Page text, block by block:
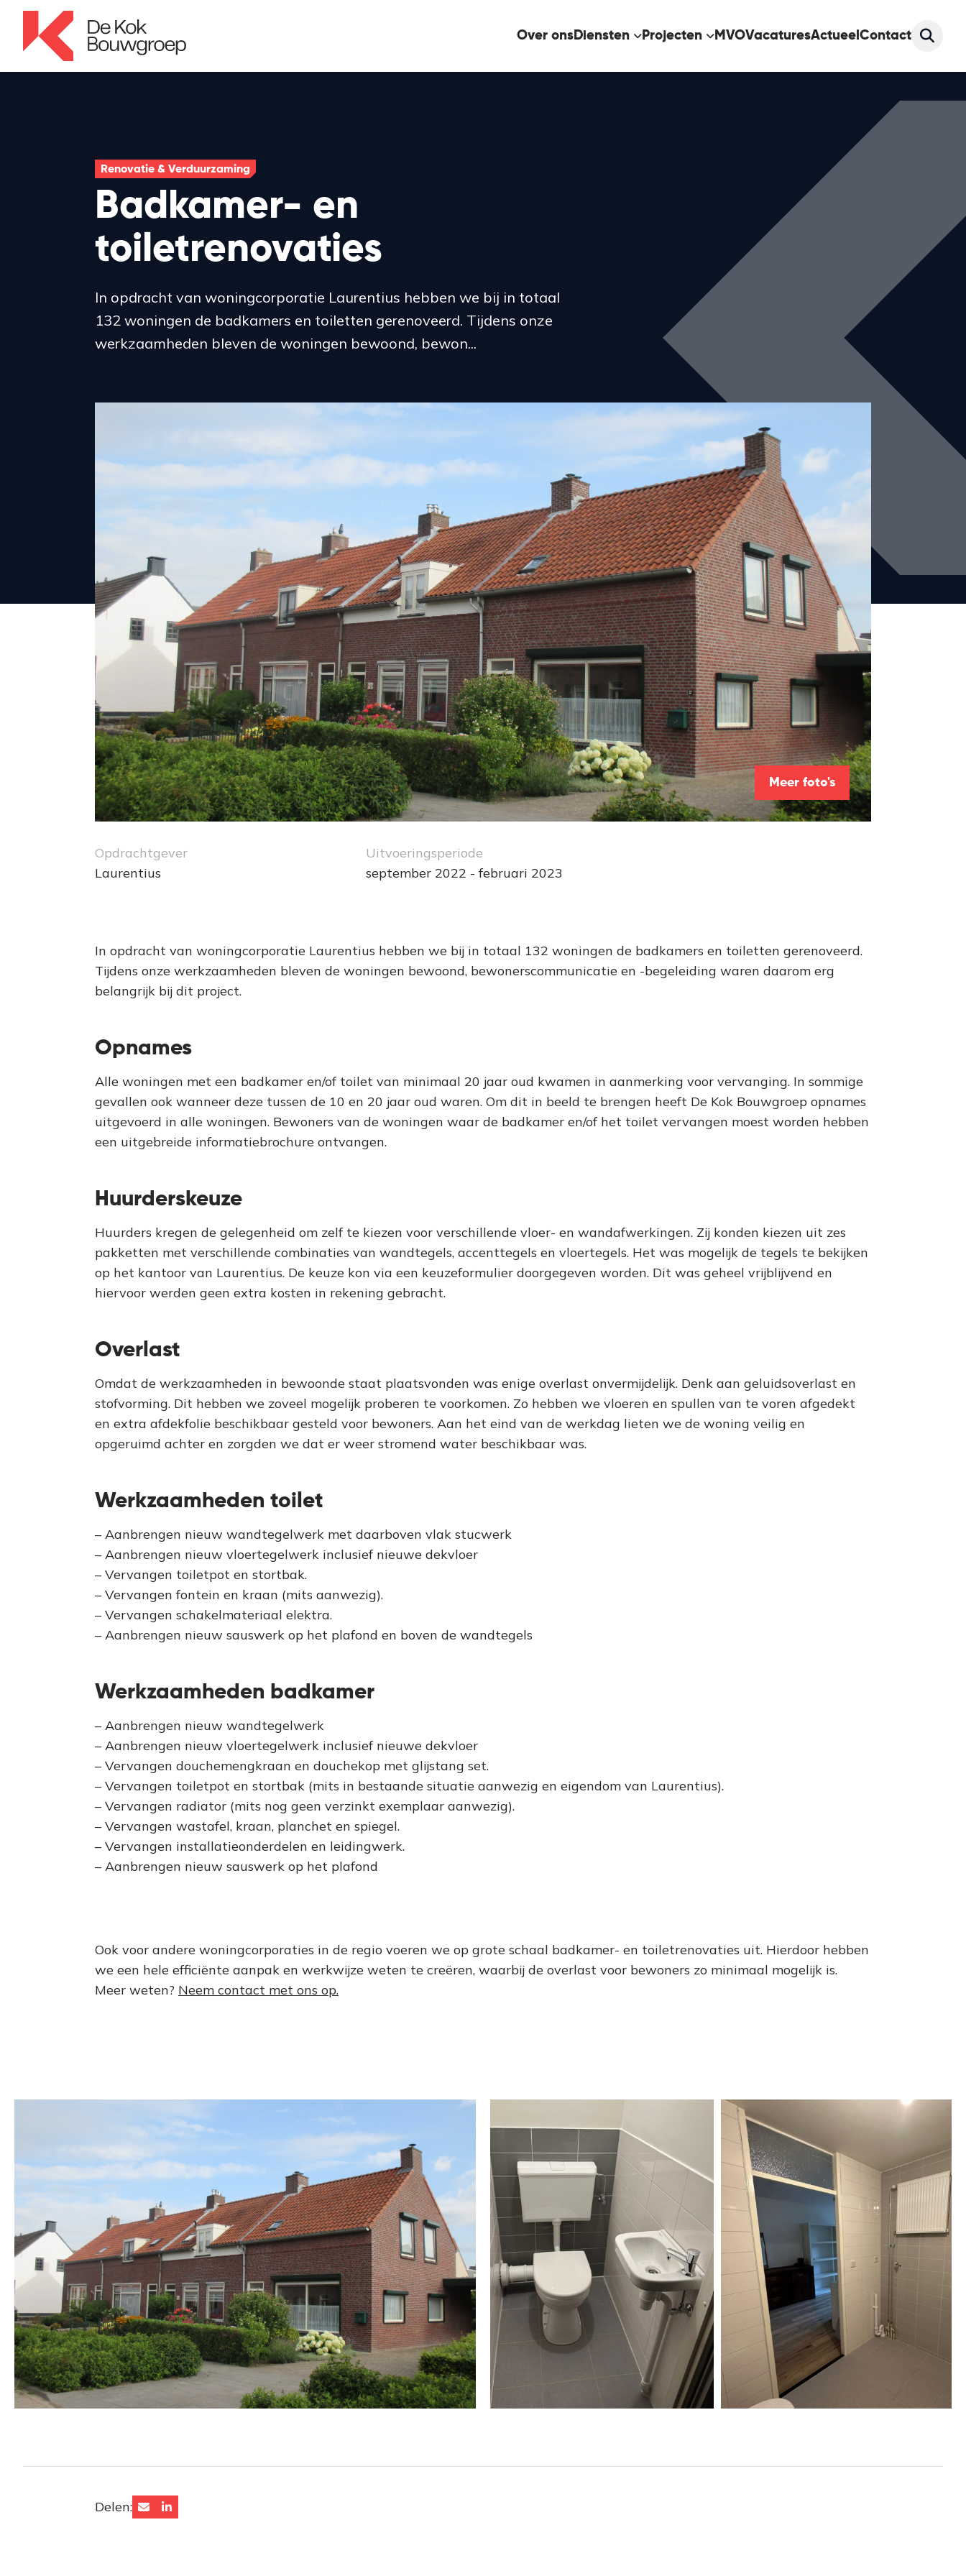
Over ons Diensten Projecten MVOVacaturesActueel Contact
Renovatie & Verduurzaming
Badkamer- en
toiletrenovaties
In opdracht van woningcorporatie Laurentius hebben we bij in totaal
132 woningen de badkamers en toiletten gerenoveerd. Tijdens onze
werkzaamheden bleven de woningen bewoond, bewon...
Meer foto's
Opdrachtgever
Laurentius
Uitvoeringsperiode
september 2022 - februari 2023
In opdracht van woningcorporatie Laurentius hebben we bij in totaal 132 woningen de badkamers en toiletten gerenoveerd.
Tijdens onze werkzaamheden bleven de woningen bewoond, bewonerscommunicatie en -begeleiding waren daarom erg
belangrijk bij dit project.
Opnames
Alle woningen met een badkamer en/of toilet van minimaal 20 jaar oud kwamen in aanmerking voor vervanging. In sommige
gevallen ook wanneer deze tussen de 10 en 20 jaar oud waren. Om dit in beeld te brengen heeft De Kok Bouwgroep opnames
uitgevoerd in alle woningen. Bewoners van de woningen waar de badkamer en/of het toilet vervangen moest worden hebben
een uitgebreide informatiebrochure ontvangen.
Huurderskeuze
Huurders kregen de gelegenheid om zelf te kiezen voor verschillende vloer- en wandafwerkingen. Zij konden kiezen uit zes
pakketten met verschillende combinaties van wandtegels, accenttegels en vloertegels. Het was mogelijk de tegels te bekijken
op het kantoor van Laurentius. De keuze kon via een keuzeformulier doorgegeven worden. Dit was geheel vrijblijvend en
hiervoor werden geen extra kosten in rekening gebracht.
Overlast
Omdat de werkzaamheden in bewoonde staat plaatsvonden was enige overlast onvermijdelijk. Denk aan geluidsoverlast en
stofvorming. Dit hebben we zoveel mogelijk proberen te voorkomen. Zo hebben we vloeren en spullen van te voren afgedekt
en extra afdekfolie beschikbaar gesteld voor bewoners. Aan het eind van de werkdag lieten we de woning veilig en
opgeruimd achter en zorgden we dat er weer stromend water beschikbaar was.
Werkzaamheden toilet
– Aanbrengen nieuw wandtegelwerk met daarboven vlak stucwerk
– Aanbrengen nieuw vloertegelwerk inclusief nieuwe dekvloer
– Vervangen toiletpot en stortbak.
– Vervangen fontein en kraan (mits aanwezig).
– Vervangen schakelmateriaal elektra.
– Aanbrengen nieuw sauswerk op het plafond en boven de wandtegels
Werkzaamheden badkamer
– Aanbrengen nieuw wandtegelwerk
– Aanbrengen nieuw vloertegelwerk inclusief nieuwe dekvloer
– Vervangen douchemengkraan en douchekop met glijstang set.
– Vervangen toiletpot en stortbak (mits in bestaande situatie aanwezig en eigendom van Laurentius).
– Vervangen radiator (mits nog geen verzinkt exemplaar aanwezig).
– Vervangen wastafel, kraan, planchet en spiegel.
– Vervangen installatieonderdelen en leidingwerk.
– Aanbrengen nieuw sauswerk op het plafond
Ook voor andere woningcorporaties in de regio voeren we op grote schaal badkamer- en toiletrenovaties uit. Hierdoor hebben
we een hele efficiënte aanpak en werkwijze weten te creëren, waarbij de overlast voor bewoners zo minimaal mogelijk is.
Meer weten? Neem contact met ons op.
Delen: